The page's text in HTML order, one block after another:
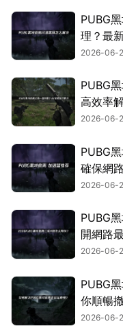
PUBG
理？最
2026-06-
PUBG
高效率
2026-06-
PUBG
確保網
2026-06-
PUBG
開網路
2026-06-
PUBG
你順暢
2026-06-